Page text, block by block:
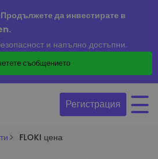
да инвестирате в
и напълно достъпни.
съобщението
Регистрация
FLOKI цена